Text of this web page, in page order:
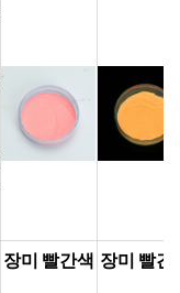
장미 빨간색 장미 빨간